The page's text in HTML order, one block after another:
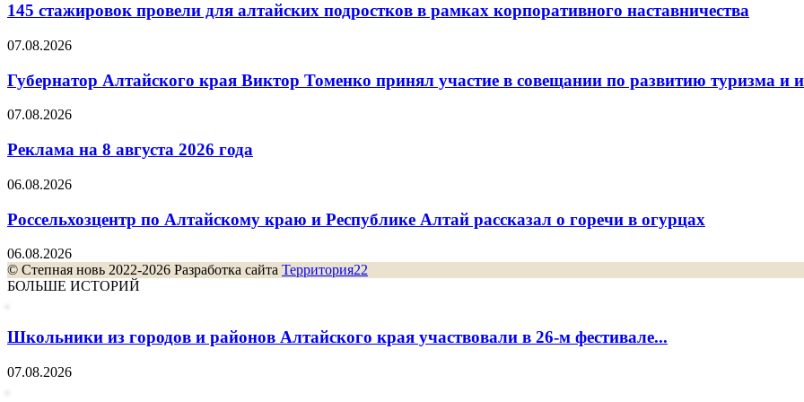
145 стажировок провели для алтайских подростков в рамках корпоративного наставничества
07.08.2026
Губернатор Алтайского края Виктор Томенко принял участие в совещании по развитию туризма и
07.08.2026
Реклама на 8 августа 2026 года
06.08.2026
Россельхозцентр по Алтайскому краю и Республике Алтай рассказал о горечи в огурцах
06.08.2026
© Степная новь 2022-2026 Разработка сайта Территория22
БОЛЬШЕ ИСТОРИЙ
Школьники из городов и районов Алтайского края участвовали в 26-м фестивале...
07.08.2026